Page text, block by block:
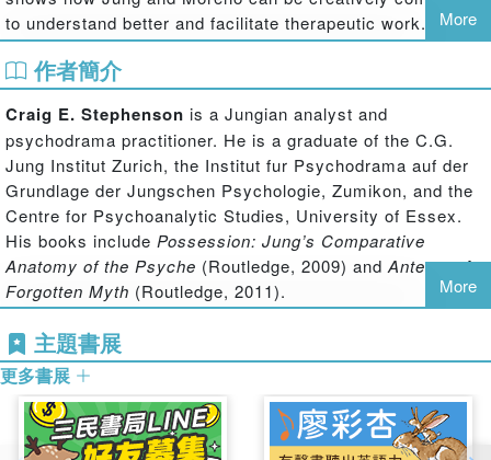
to understand better and facilitate therapeutic work.
Craig E. Stephenson and contributors write about how and
why they put together Jung and Moreno. They describe
and discuss psychodrama sessions grounded in the
fundamentals of Jung's analytical psychology, as well as
dream and fairy tale enactments and individual
psychoanalytical sessions in which they employ
psychodramatic techniques. The essays retheorize
Jungian concepts of transference and complexes in the
light of Moreno's insights. They reframe and deepen
traditional psychodramatic techniques by securing them
within Jung's archetypal context.
Jung and Moreno
practices and the integration of spontaneous unconscious
processes, bringing these two ground breaking
practitioners to meet collaboratively in the theatre of
human nature. The contributions are original and insightful
More
作者簡介
Craig E. Stephenson is a Jungian analyst and
psychodrama practitioner. He is a graduate of the C.G.
Jung Institut Zurich, the Institut fur Psychodrama auf der
Grundlage der Jungschen Psychologie, Zumikon, and the
Centre for Psychoanalytic Studies, University of Essex.
His books include Possession: Jung’s Comparative
Anatomy of the Psyche (Routledge, 2009) and Anteros: A
Forgotten Myth (Routledge, 2011).
Contributors:
Madden Elefthery, Mariolina Graziosi, John Hill, Emilija
Kiehl, Barbara Helen Miller, Siri Ness and Wilma Scategni
More
主題書展
更多書展